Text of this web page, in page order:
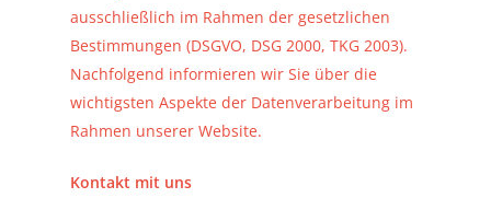
ausschließlich im Rahmen der gesetzlichen
Bestimmungen (DSGVO, DSG 2000, TKG 2003).
Nachfolgend informieren wir Sie über die
wichtigsten Aspekte der Datenverarbeitung im
Rahmen unserer Website.
Kontakt mit uns